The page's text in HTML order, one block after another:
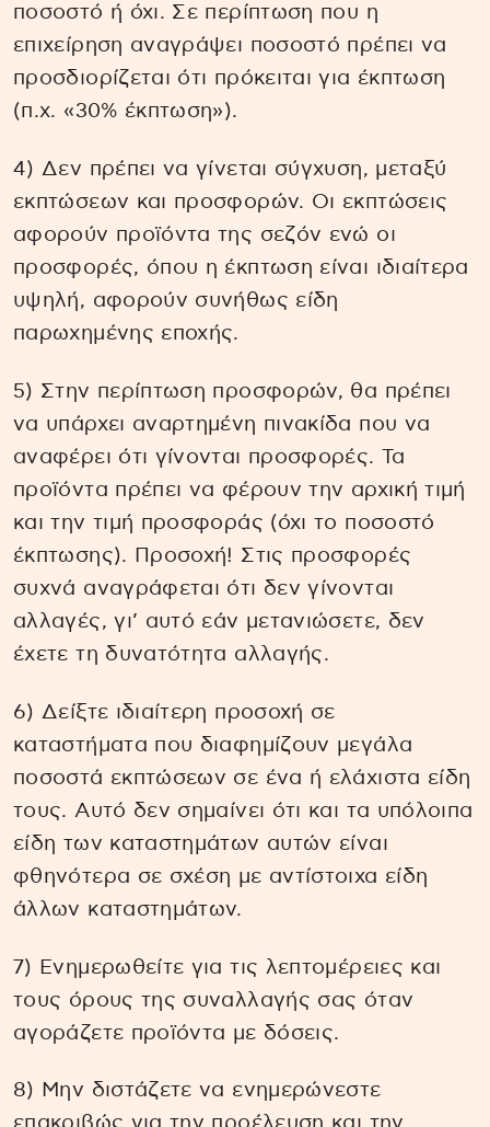
ποσοστό ή όχι. Σε περίπτωση που η
επιχείρηση αναγράψει ποσοστό πρέπει να
προσδιορίζεται ότι πρόκειται για έκπτωση
(π.χ. «30% έκπτωση»).
4) Δεν πρέπει να γίνεται σύγχυση, μεταξύ
εκπτώσεων και προσφορών. Οι εκπτώσεις
αφορούν προϊόντα της σεζόν ενώ οι
προσφορές, όπου η έκπτωση είναι ιδιαίτερα
υψηλή, αφορούν συνήθως είδη
παρωχημένης εποχής.
5) Στην περίπτωση προσφορών, θα πρέπει
να υπάρχει αναρτημένη πινακίδα που να
αναφέρει ότι γίνονται προσφορές. Τα
προϊόντα πρέπει να φέρουν την αρχική τιμή
και την τιμή προσφοράς (όχι το ποσοστό
έκπτωσης). Προσοχή! Στις προσφορές
συχνά αναγράφεται ότι δεν γίνονται
αλλαγές, γι’ αυτό εάν μετανιώσετε, δεν
έχετε τη δυνατότητα αλλαγής.
6) Δείξτε ιδιαίτερη προσοχή σε
καταστήματα που διαφημίζουν μεγάλα
ποσοστά εκπτώσεων σε ένα ή ελάχιστα είδη
τους. Αυτό δεν σημαίνει ότι και τα υπόλοιπα
είδη των καταστημάτων αυτών είναι
φθηνότερα σε σχέση με αντίστοιχα είδη
άλλων καταστημάτων.
7) Ενημερωθείτε για τις λεπτομέρειες και
τους όρους της συναλλαγής σας όταν
αγοράζετε προϊόντα με δόσεις.
8) Μην διστάζετε να ενημερώνεστε